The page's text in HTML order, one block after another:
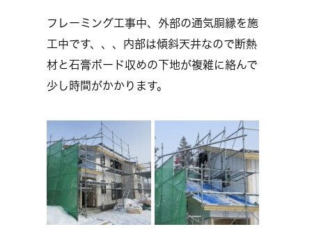
フレーミング工事中、外部の通気胴縁を施
工中です、、、内部は傾斜天井なので断熱
材と石膏ボード収めの下地が複雑に絡んで
少し時間がかかります。